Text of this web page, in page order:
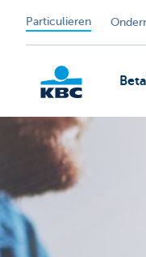
Particulieren